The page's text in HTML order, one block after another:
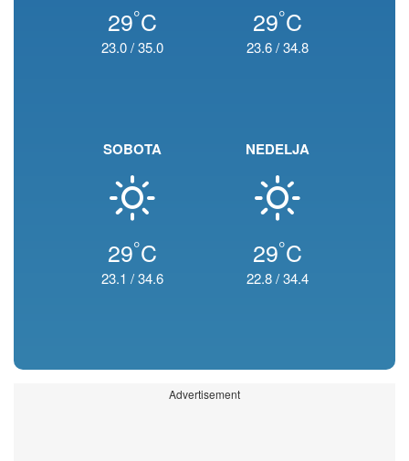
29°C
23.0/35.0
29°C
23.6/34.8
SOBOTA
29°C
23.1 /34.6
NEDELJA
29°C
22.8/34.4
Advertisement